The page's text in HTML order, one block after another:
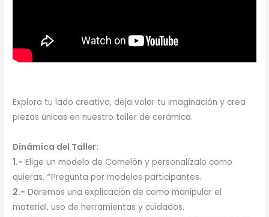
Explora tu lado creativo, deja volar tu imaginación y crea
piezas únicas en nuestro taller de cerámica.
Dinámica del Taller:
1.- Elige un modelo de Comelón y personalízalo como
quieras. *Pregunta por modelos participantes.
2.- Daremos una explicación de como manipular el
material, uso de herramientas y cuidados.